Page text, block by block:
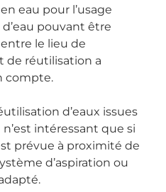
eau pour l’usage
pouvant être
le lieu de
de réutilisation a
compte.
d’eaux issues
intéressant que si
prévue à proximité de
d’aspiration ou